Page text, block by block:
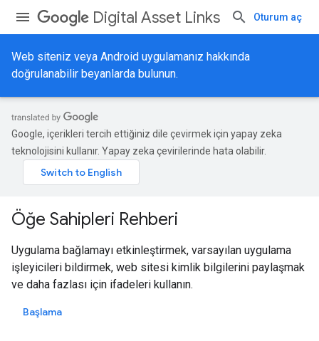
Digital Asset Links Oturum aç
Web siteniz veya Android uygulamanız hakkında
doğrulanabilir beyanlarda bulunun.
Google, içerikleri tercih ettiğiniz dile çevirmek için yapay zeka
teknolojisini kullanır. Yapay zeka çevirilerinde hata olabilir.
Öğe Sahipleri Rehberi
Uygulama bağlamayı etkinleştirmek, varsayılan uygulama
işleyicileri bildirmek, web sitesi kimlik bilgilerini paylaşmak
ve daha fazlası için ifadeleri kullanın.
Başlama